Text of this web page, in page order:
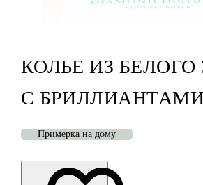
КОЛЬЕ ИЗ БЕЛОГО
С БРИЛЛИАНТАМИ
Примерка на дому